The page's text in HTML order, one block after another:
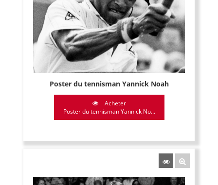
Poster du tennisman Yannick Noah
Acheter
Poster du tennisman Yannick No...